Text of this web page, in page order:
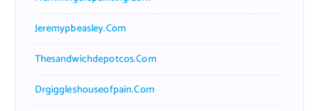
Jeremypbeasley.com
Thesandwichdepotcos.com
Drgiggleshouseofpain.com